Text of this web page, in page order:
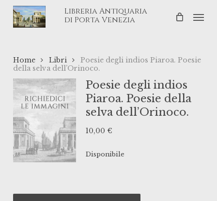
Skip
Libreria Antiquaria
di Porta Venezia
Home Libri
Poesie degli indios Piaroa. Poesie
della selva dell’Orinoco.
Poesie degli indios
Piaroa. Poesie della
selva dell’Orinoco.
10,00 €
Disponibile